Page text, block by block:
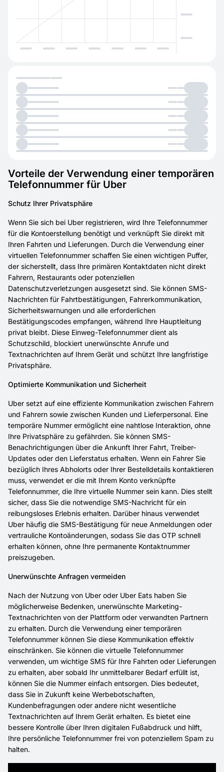
Vorteile der Verwendung einer temporären
Telefonnummer für Uber
Schutz Ihrer Privatsphäre
Wenn Sie sich bei Uber registrieren, wird Ihre Telefonnummer
für die Kontoerstellung benötigt und verknüpft Sie direkt mit
Ihren Fahrten und Lieferungen. Durch die Verwendung einer
virtuellen Telefonnummer schaffen Sie einen wichtigen Puffer,
der sicherstellt, dass Ihre primären Kontaktdaten nicht direkt
Fahrern, Restaurants oder potenziellen
Datenschutzverletzungen ausgesetzt sind. Sie können SMS-
Nachrichten für Fahrtbestätigungen, Fahrerkommunikation,
Sicherheitswarnungen und alle erforderlichen
Bestätigungscodes empfangen, während Ihre Hauptleitung
privat bleibt. Diese Einweg-Telefonnummer dient als
Schutzschild, blockiert unerwünschte Anrufe und
Textnachrichten auf Ihrem Gerät und schützt Ihre langfristige
Privatsphäre.
Optimierte Kommunikation und Sicherheit
Uber setzt auf eine effiziente Kommunikation zwischen Fahrern
und Fahrern sowie zwischen Kunden und Lieferpersonal. Eine
temporäre Nummer ermöglicht eine nahtlose Interaktion, ohne
Ihre Privatsphäre zu gefährden. Sie können SMS-
Benachrichtigungen über die Ankunft Ihrer Fahrt, Treiber-
Updates oder den Lieferstatus erhalten. Wenn ein Fahrer Sie
bezüglich Ihres Abholorts oder Ihrer Bestelldetails kontaktieren
muss, verwendet er die mit Ihrem Konto verknüpfte
Telefonnummer, die Ihre virtuelle Nummer sein kann. Dies stellt
sicher, dass Sie die notwendige SMS-Nachricht für ein
reibungsloses Erlebnis erhalten. Darüber hinaus verwendet
Uber häufig die SMS-Bestätigung für neue Anmeldungen oder
vertrauliche Kontoänderungen, sodass Sie das OTP schnell
erhalten können, ohne Ihre permanente Kontaktnummer
preiszugeben.
Unerwünschte Anfragen vermeiden
Nach der Nutzung von Uber oder Uber Eats haben Sie
möglicherweise Bedenken, unerwünschte Marketing-
Textnachrichten von der Plattform oder verwandten Partnern
zu erhalten. Durch die Verwendung einer temporären
Telefonnummer können Sie diese Kommunikation effektiv
einschränken. Sie können die virtuelle Telefonnummer
verwenden, um wichtige SMS für Ihre Fahrten oder Lieferungen
zu erhalten, aber sobald Ihr unmittelbarer Bedarf erfüllt ist,
können Sie die Nummer einfach entsorgen. Dies bedeutet,
dass Sie in Zukunft keine Werbebotschaften,
Kundenbefragungen oder andere nicht wesentliche
Textnachrichten auf Ihrem Gerät erhalten. Es bietet eine
bessere Kontrolle über Ihren digitalen Fußabdruck und hilft,
Ihre persönliche Telefonnummer frei von potenziellem Spam zu
halten.